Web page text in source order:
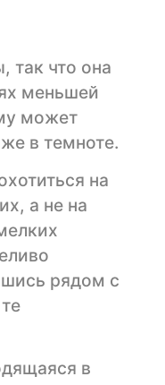
так что она
меньшей
может
в темноте.
на
а не на
рядом с
в